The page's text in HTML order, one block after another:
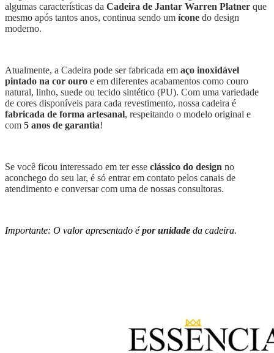
algumas características da Cadeira de Jantar Warren Platner que
mesmo após tantos anos, continua sendo um ícone do design
moderno.
Atualmente, a Cadeira pode ser fabricada em aço inoxidável
pintado na cor ouro e em diferentes acabamentos como couro
natural, linho, suede ou tecido sintético (PU). Com uma variedade
de cores disponíveis para cada revestimento, nossa cadeira é
fabricada de forma artesanal, respeitando o modelo original e
com 5 anos de garantia!
Se você ficou interessado em ter esse clássico do design no
aconchego do seu lar, é só entrar em contato pelos canais de
atendimento e conversar com uma de nossas consultoras.
Importante: O valor apresentado épor unidade da cadeira.